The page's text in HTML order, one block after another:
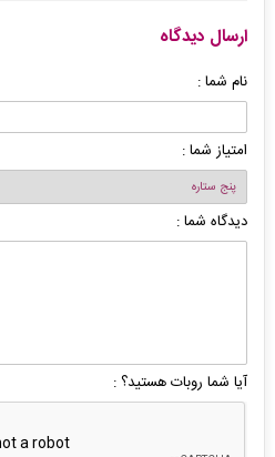
ارسال دیدگاه
نام شما :
امتیاز شما :
دیدگاه شما :
آیا شما روبات هستید؟ :